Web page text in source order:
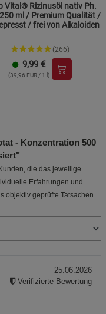
Vital® Rizinusöl nativ Ph.
250 ml / Premium Qualität /
/ frei von Alkaloiden
(266)
9,99 €
(39,96 EUR / 1 l)
- Konzentration 500
die das jeweilige
Erfahrungen und
objektiv geprüfte Tatsachen
25.06.2026
Verifizierte Bewertung